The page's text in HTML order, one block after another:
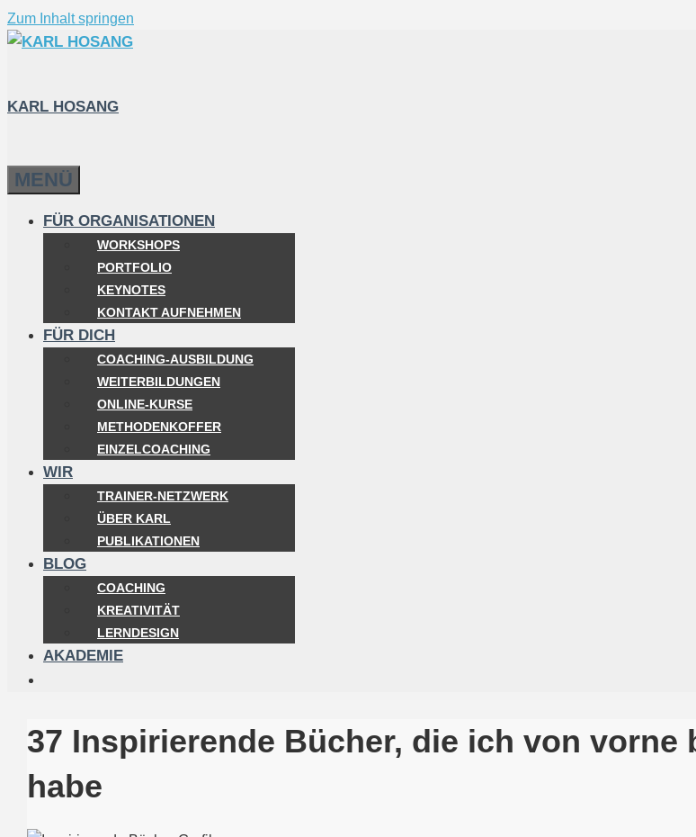
Zum Inhalt springen
KARL HOSANG
MENÜ
FÜR ORGANISATIONEN
WORKSHOPS
PORTFOLIO
KEYNOTES
KONTAKT AUFNEHMEN
FÜR DICH
COACHING-AUSBILDUNG
WEITERBILDUNGEN
ONLINE-KURSE
METHODENKOFFER
EINZELCOACHING
WIR
TRAINER-NETZWERK
ÜBER KARL
PUBLIKATIONEN
BLOG
COACHING
KREATIVITÄT
LERNDESIGN
AKADEMIE
37 Inspirierende Bücher, die ich von vorne
habe